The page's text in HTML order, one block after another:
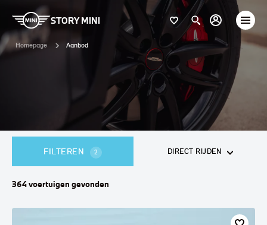
STORY MINI
Homepage Aanbod
FILTEREN 2 DIRECT RIJDEN
364voertuigen gevonden